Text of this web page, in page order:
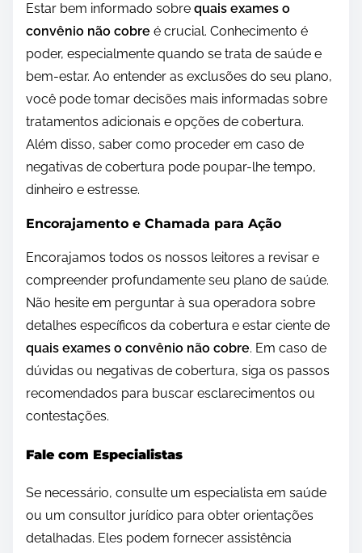
Estar bem informado sobre quais exames o
convênio não cobre é crucial. Conhecimento é
poder, especialmente quando se trata de saúde e
bem-estar. Ao entender as exclusões do seu plano,
você pode tomar decisões mais informadas sobre
tratamentos adicionais e opções de cobertura.
Além disso, saber como proceder em caso de
negativas de cobertura pode poupar-lhe tempo,
dinheiro e estresse.
Encorajamento e Chamada para Ação
Encorajamos todos os nossos leitores a revisar e
compreender profundamente seu plano de saúde.
Não hesite em perguntar à sua operadora sobre
detalhes específicos da cobertura e estar ciente de
quais exames o convênio não cobre. Em caso de
dúvidas ou negativas de cobertura, siga os passos
recomendados para buscar esclarecimentos ou
contestações.
Fale com Especialistas
Se necessário, consulte um especialista em saúde
ou um consultor jurídico para obter orientações
detalhadas. Eles podem fornecer assistência